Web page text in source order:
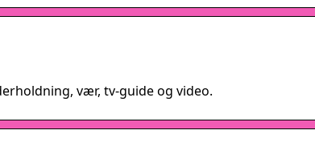
vær, tv-guide og video.